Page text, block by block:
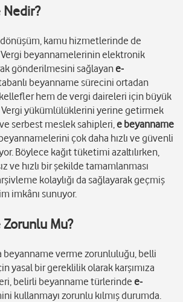
kamu hizmetlerinde de
beyannamelerinin elektronik
gönderilmesini sağlayane-
tabanlı beyanname sürecini ortadan
hem de vergi daireleri için büyük
Vergi yükümlülüklerini yerine getirmek
serbest meslek sahipleri, e beyanname
çok daha hızlı ve güvenli
Böylece kağıt tüketimi azaltılırken,
ve hızlı bir şekilde tamamlanması
kolaylığı da sağlayarak geçmiş
imkânı sunuyor.
Mu?
verme zorunluluğu, belli
yasal bir gereklilik olarak karşımıza
belirli beyanname türlerinde e-
kullanmayı zorunlu kılmış durumda.